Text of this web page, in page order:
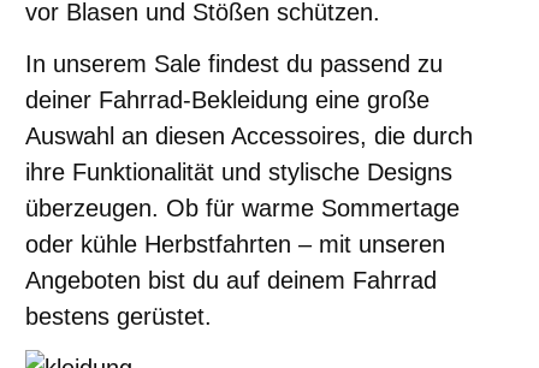
vor Blasen und Stößen schützen.
In unserem Sale findest du passend zu
deiner Fahrrad-Bekleidung eine große
Auswahl an diesen Accessoires, die durch
ihre Funktionalität und stylische Designs
überzeugen. Ob für warme Sommertage
oder kühle Herbstfahrten – mit unseren
Angeboten bist du auf deinem Fahrrad
bestens gerüstet.